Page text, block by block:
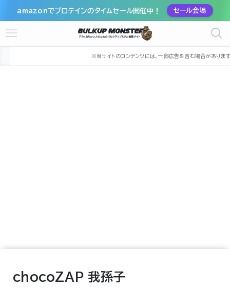
amazonでプロテインのタイムセール開催中！ セール会場
千葉県 我孫子市
chocoZAP 我孫子